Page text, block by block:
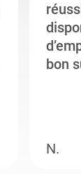
bon
N.